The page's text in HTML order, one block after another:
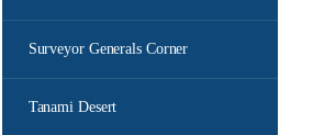
Surveyor Generals Corner
Tanami Desert